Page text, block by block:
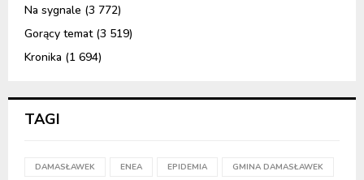
Na sygnale (3 772)
Gorący temat(3 519)
Kronika (1 694)
TAGI
DAMASŁAWEK ENEA EPIDEMIA GMINA DAMASŁAWEK